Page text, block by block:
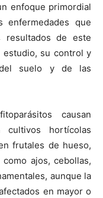
enfoque primordial
que
resultados de este
estudio, su control y
suelo y de las
causan
cultivos hortícolas
frutales de hueso,
ajos, cebollas,
aunque la
en mayor o